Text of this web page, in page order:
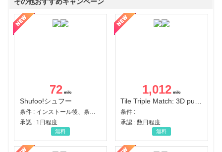
72
Shufoo!シュフー
条件 : インストール後、条件達成
承認 : 1日程度
無料
1,012
Tile Triple Match: 3D puzzle
条件 :
承認 : 数日程度
無料